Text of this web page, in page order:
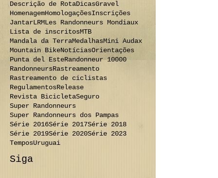
Descrição de RotaDicasGravel
HomenagemHomologaçõesInscrições
JantarLRMLes Randonneurs Mondiaux
Lista de inscritosMTB
Mandala da TerraMedalhasMini Audax
Mountain BikeNotíciasOrientações
Punta del EsteRandonneur 10000
RandonneursRastreamento
Rastreamento de ciclistas
RegulamentosRelease
Revista BicicletaSeguro
Super Randonneurs
Super Randonneurs dos Pampas
Série 2016Série 2017Série 2018
Série 2019Série 2020Série 2023
TemposUruguai
Siga